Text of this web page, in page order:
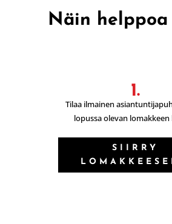
Näin helppoa
1.
Tilaa ilmainen
lopussa olevan
SIIRRY